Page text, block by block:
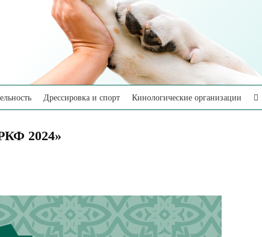
Дрессировка и спорт Кинологические организации
2024»